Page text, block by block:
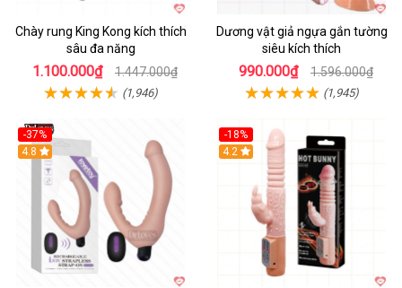
Chày rung King Kong kích thích
sâu đa năng
1.100.000₫ 1.447.000₫
(1,946)
Dương vật giả ngựa gắn tường
siêu kích thích
990.000₫ 1.596.000₫
(1,945)
-37%
Hot
4.8
-18%
Hot
4.2